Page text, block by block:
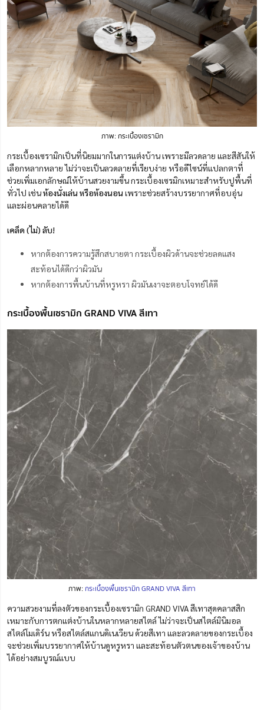
ภาพ: กระเบื้องเซรามิก
กระเบื้องเซรามิกเป็นที่นิยมมากในการแต่งบ้าน เพราะมีลวดลาย และสีสันให้
เลือกหลากหลาย ไม่ว่าจะเป็นลวดลายที่เรียบง่าย หรือดีไซน์ที่แปลกตาที่
ช่วยเพิ่มเอกลักษณ์ให้บ้านสวยงามขึ้น กระเบื้องเซรมิกเหมาะสำหรับปูพื้นที่
ทั่วไป เช่นห้องนั่งเล่น หรือห้องนอนเพราะช่วยสร้างบรรยากาศที่อบอุ่น
และผ่อนคลายได้ดี
เคล็ด (ไม่) ลับ!
หากต้องการความรู้สึกสบายตา กระเบื้องผิวด้านจะช่วยลดแสง
สะท้อนได้ดีกว่าผิวมัน
หากต้องการพื้นบ้านที่หรูหรา ผิวมันเงาจะตอบโจทย์ได้ดี
กระเบื้องพื้นเซรามิก GRAND VIVA สีเทา
ภาพ:กระเบื้องพื้นเซรามิก GRAND VIVA สีเทา
ความสวยงามที่ลงตัวของกระเบื้องเซรามิก GRAND VIVA สีเทาสุดคลาสสิก
เหมาะกับการตกแต่งบ้านในหลากหลายสไตล์ ไม่ว่าจะเป็นสไตล์มินิมอล
สไตล์โมเดิร์น หรือสไตล์สแกนดิเนเวียน ด้วยสีเทา และลวดลายของกระเบื้อง
จะช่วยเพิ่มบรรยากาศให้บ้านดูหรูหรา และสะท้อนตัวตนของเจ้าของบ้าน
ได้อย่างสมบูรณ์แบบ